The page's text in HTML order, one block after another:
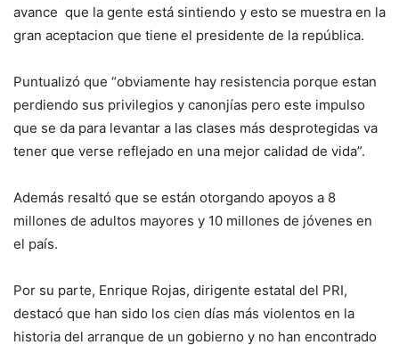
avance que la gente está sintiendo y esto se muestra en la
gran aceptacion que tiene el presidente de la república.
Puntualizó que “obviamente hay resistencia porque estan
perdiendo sus privilegios y canonjías pero este impulso
que se da para levantar a las clases más desprotegidas va
tener que verse reflejado en una mejor calidad de vida”.
Además resaltó que se están otorgando apoyos a 8
millones de adultos mayores y 10 millones de jóvenes en
el país.
Por su parte, Enrique Rojas, dirigente estatal del PRI,
destacó que han sido los cien días más violentos en la
historia del arranque de un gobierno y no han encontrado